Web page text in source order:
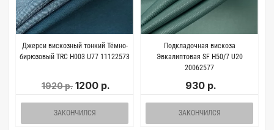
Джерси вискозный тонкий Тёмно-
бирюзовый TRC H003 U77 11122573
1920 р. 1200 р.
ЗАКОНЧИЛСЯ
Подкладочная вискоза
Эвкалиптовая SF H50/7 U20
20062577
930 р.
ЗАКОНЧИЛСЯ